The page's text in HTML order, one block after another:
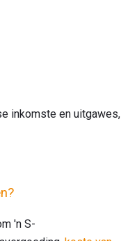
inkomste en uitgawes,
'n S-